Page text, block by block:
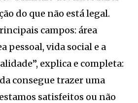
do que não está legal.
campos: área
pessoal, vida social e a
explica e completa:
consegue trazer uma
satisfeitos ou não